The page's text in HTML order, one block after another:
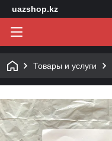
uazshop.kz
Товары и услуги